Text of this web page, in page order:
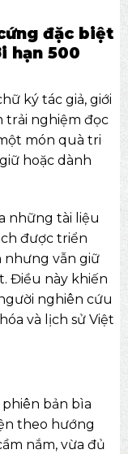
đặc biệt
hạn 500
ký tác giả, giới
trải nghiệm đọc
món quà tri
hoặc dành
những tài liệu
được triển
nhưng vẫn giữ
Điều này khiến
nghiên cứu
và lịch sử Việt
bản bìa
theo hướng
nắm, vừa đủ